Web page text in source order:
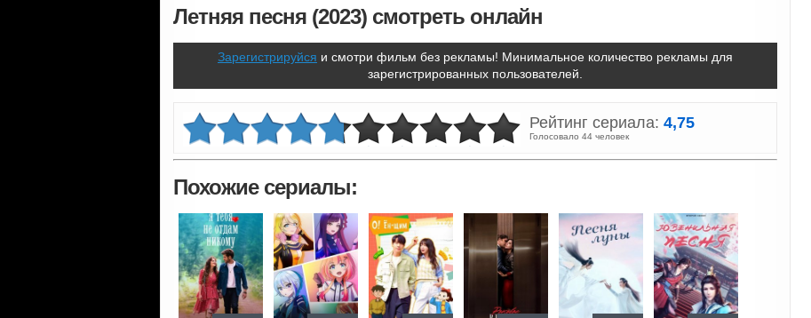
Летняя песня (2023) смотреть онлайн
Зарегистрируйся и смотри фильм без рекламы! Минимальное количество рекламы для
зарегистрированных пользователей.
Рейтинг сериала: 4,75
Голосовало 44 человек
Похожие сериалы: